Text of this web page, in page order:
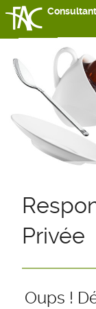
Privée
Oups !